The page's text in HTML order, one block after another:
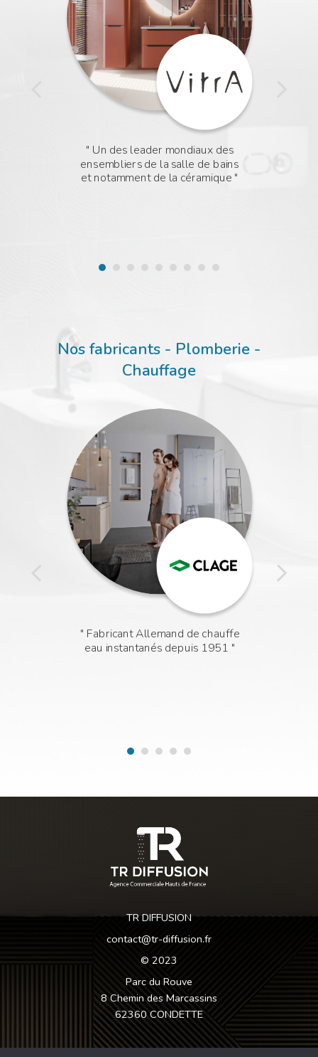
Un des leader mondiaux des
ensembliers de la salle de bains
et notamment de la céramique
Nos fabricants - Plomberie -
Chauffage
Fabricant Allemand de chauffe
eau instantanés depuis 1951
TR DIFFUSION
contact@tr-diffusion.fr
© 2023
Parc du Rouve
8 Chemin des Marcassins
62360 CONDETTE